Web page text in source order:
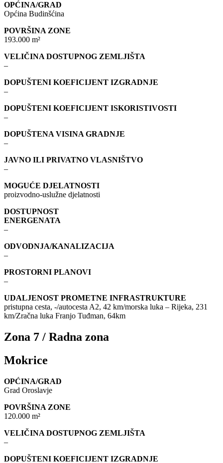
OPĆINA/GRAD
Općina Budinšćina
POVRŠINA ZONE
193.000 m²
VELIČINA DOSTUPNOG ZEMLJIŠTA
–
DOPUŠTENI KOEFICIJENT IZGRADNJE
–
DOPUŠTENI KOEFICIJENT ISKORISTIVOSTI
–
DOPUŠTENA VISINA GRADNJE
–
JAVNO ILI PRIVATNO VLASNIŠTVO
–
MOGUĆE DJELATNOSTI
proizvodno-uslužne djelatnosti
DOSTUPNOST
ENERGENATA
–
ODVODNJA/KANALIZACIJA
–
PROSTORNI PLANOVI
–
UDALJENOST PROMETNE INFRASTRUKTURE
pristupna cesta, -/autocesta A2, 42 km/morska luka – Rijeka, 231
km/Zračna luka Franjo Tuđman, 64km
Zona 7 / Radna zona
Mokrice
OPĆINA/GRAD
Grad Oroslavje
POVRŠINA ZONE
120.000 m²
VELIČINA DOSTUPNOG ZEMLJIŠTA
–
DOPUŠTENI KOEFICIJENT IZGRADNJE